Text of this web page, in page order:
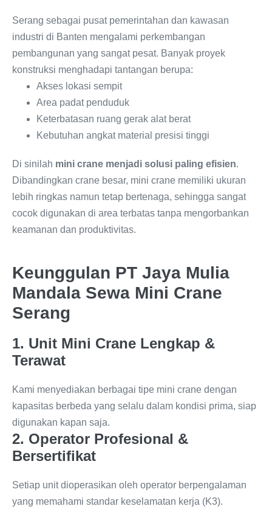
Serang sebagai pusat pemerintahan dan kawasan
industri di Banten mengalami perkembangan
pembangunan yang sangat pesat. Banyak proyek
konstruksi menghadapi tantangan berupa:
Akses lokasi sempit
Area padat penduduk
Keterbatasan ruang gerak alat berat
Kebutuhan angkat material presisi tinggi
Di sinilah mini crane menjadi solusi paling efisien.
Dibandingkan crane besar, mini crane memiliki ukuran
lebih ringkas namun tetap bertenaga, sehingga sangat
cocok digunakan di area terbatas tanpa mengorbankan
keamanan dan produktivitas.
Keunggulan PT Jaya Mulia
Mandala Sewa Mini Crane
Serang
1. Unit Mini Crane Lengkap &
Terawat
Kami menyediakan berbagai tipe mini crane dengan
kapasitas berbeda yang selalu dalam kondisi prima, siap
digunakan kapan saja.
2. Operator Profesional &
Bersertifikat
Setiap unit dioperasikan oleh operator berpengalaman
yang memahami standar keselamatan kerja (K3).